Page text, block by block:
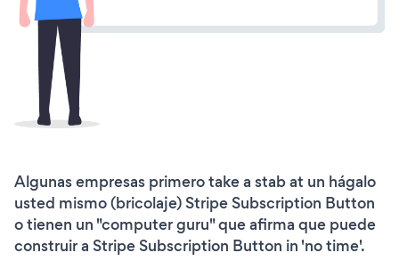
Algunas empresas primero take a stab at un hágalo
usted mismo (bricolaje) Stripe Subscription Button
o tienen un "computer guru" que afirma que puede
construir a Stripe Subscription Button in 'no time'.